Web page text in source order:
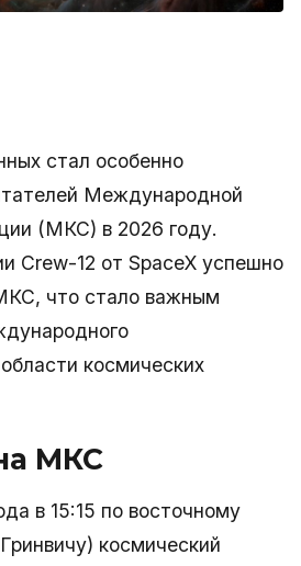
стал особенно
Международной
(МКС) в 2026 году.
Crew-12 от SpaceX успешно
что стало важным
космических
МКС
в 15:15 по восточному
космический